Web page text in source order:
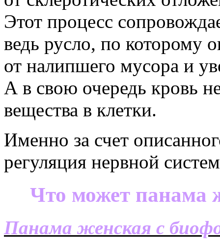
Этот процесс
ведь русло, по которому
от налипшего мусора и
А в свою очередь кровь
вещества в клетки.
Именно за счет
регуляция нервной
Что может панама
Панама женская c